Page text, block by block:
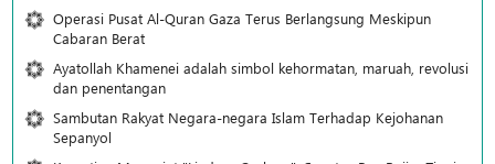
Operasi Pusat Al-Quran Gaza Terus Berlangsung Meskipun
Cabaran Berat
Ayatollah Khamenei adalah simbol kehormatan, maruah, revolusi
dan penentangan
Sambutan Rakyat Negara-negara Islam Terhadap Kejohanan
Sepanyol